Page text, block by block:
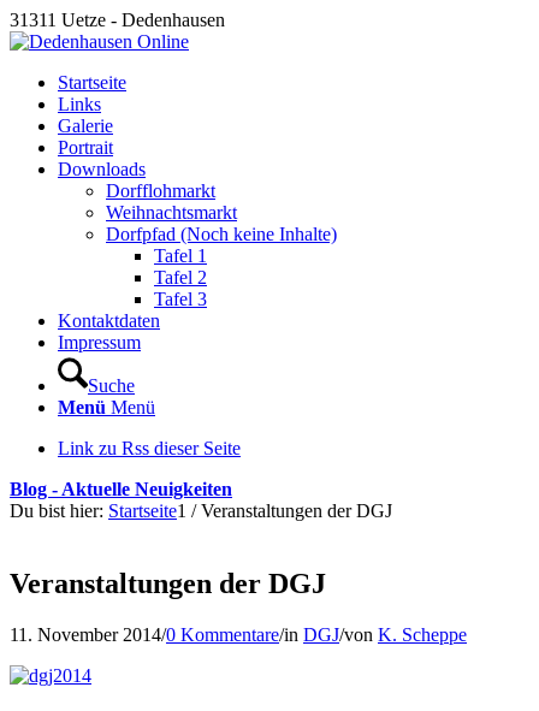
31311 Uetze - Dedenhausen
Startseite
Links
Galerie
Portrait
Downloads
Dorfflohmarkt
Weihnachtsmarkt
Dorfpfad (Noch keine Inhalte)
Tafel 1
Tafel 2
Tafel 3
Kontaktdaten
Impressum
Suche
Menü Menü
Link zu Rss dieser Seite
Blog - Aktuelle Neuigkeiten
Du bist hier: Startseite1 / Veranstaltungen der DGJ
Veranstaltungen der DGJ
11. November 2014/0 Kommentare/in DGJ/von K. Scheppe